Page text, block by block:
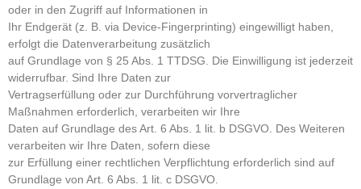
oder in den Zugriff auf Informationen in
Ihr Endgerät (z. B. via Device-Fingerprinting) eingewilligt haben,
erfolgt die Datenverarbeitung zusätzlich
auf Grundlage von § 25 Abs. 1 TTDSG. Die Einwilligung ist jederzeit
widerrufbar. Sind Ihre Daten zur
Vertragserfüllung oder zur Durchführung vorvertraglicher
Maßnahmen erforderlich, verarbeiten wir Ihre
Daten auf Grundlage des Art. 6 Abs. 1 lit. b DSGVO. Des Weiteren
verarbeiten wir Ihre Daten, sofern diese
zur Erfüllung einer rechtlichen Verpflichtung erforderlich sind auf
Grundlage von Art. 6 Abs. 1 lit. c DSGVO.